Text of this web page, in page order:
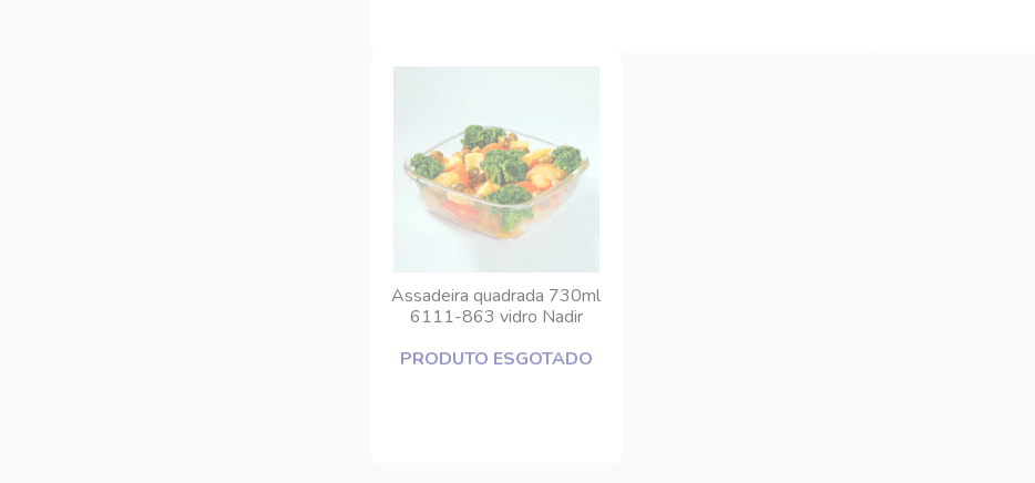
Assadeira quadrada 730ml
6111-863 vidro Nadir
PRODUTO ESGOTADO